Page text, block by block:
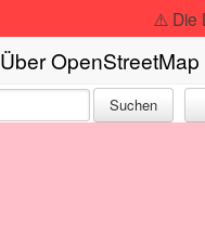
⚠️ Die
Über OpenStreetMap
Suchen